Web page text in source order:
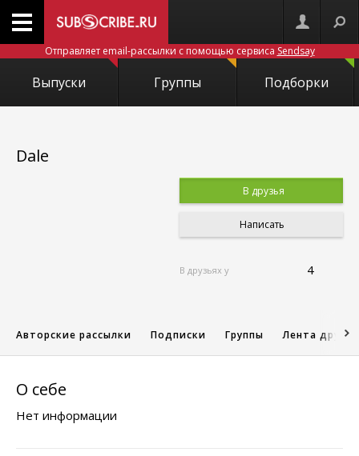
Отправляет email-рассылки с помощью сервиса Sendsay
Выпуски Группы Подборки
Dale
В друзья
Написать
В друзьях у 4
Авторские рассылки Подписки Группы Лента друзей
О себе
Нет информации